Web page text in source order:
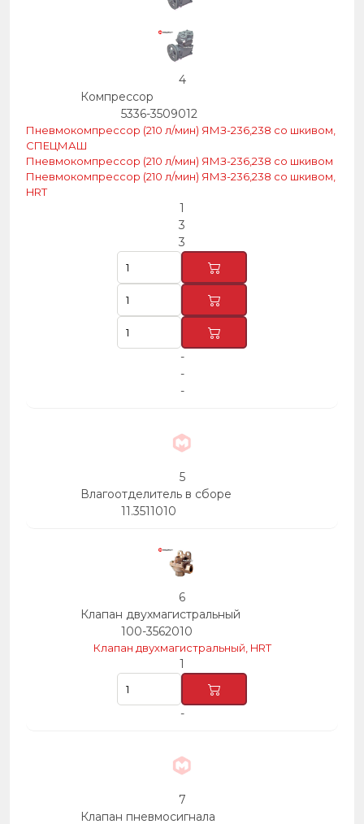
4
Компрессор
5336-3509012
Пневмокомпрессор (210 л/мин) ЯМЗ-236,238 со шкивом,
СПЕЦМАШ
Пневмокомпрессор (210 л/мин) ЯМЗ-236,238 со шкивом
Пневмокомпрессор (210 л/мин) ЯМЗ-236,238 со шкивом,
HRT
1
3
3
-
-
-
5
Влагоотделитель в сборе
11.3511010
6
Клапан двухмагистральный
100-3562010
Клапан двухмагистральный, HRT
1
-
7
Клапан пневмосигнала